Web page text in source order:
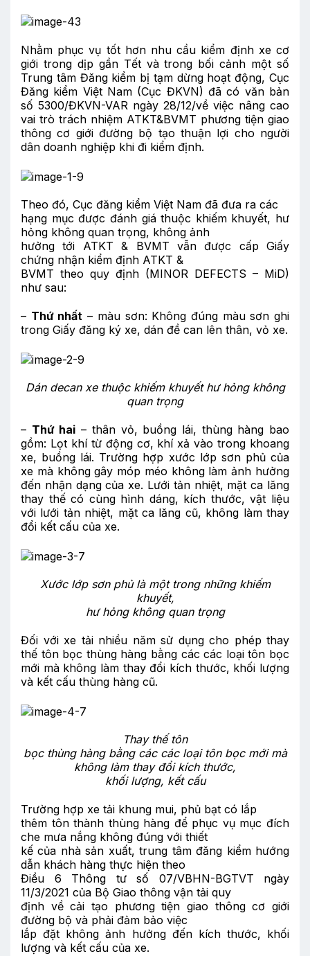
Nhằm phục vụ tốt hơn nhu cầu kiểm định xe cơ
giới trong dịp gần Tết và trong bối cảnh một số
Trung tâm Đăng kiểm bị tạm dừng hoạt động, Cục
Đăng kiểm Việt Nam (Cục ĐKVN) đã có văn bản
số 5300/ĐKVN-VAR ngày 28/12/về việc nâng cao
vai trò trách nhiệm ATKT&BVMT phương tiện giao
thông cơ giới đường bộ tạo thuận lợi cho người
dân doanh nghiệp khi đi kiểm định.
Theo đó, Cục đăng kiểm Việt Nam đã đưa ra các
hạng mục được đánh giá thuộc khiếm khuyết, hư
hỏng không quan trọng, không ảnh
hưởng tới ATKT & BVMT vẫn được cấp Giấy
chứng nhận kiểm định ATKT &
BVMT theo quy định (MINOR DEFECTS – MiD)
như sau:
– Thứ nhất – màu sơn: Không đúng màu sơn ghi
trong Giấy đăng ký xe, dán đề can lên thân, vỏ xe.
Dán decan xe thuộc khiếm khuyết hư hỏng không
quan trọng
– Thứ hai – thân vỏ, buồng lái, thùng hàng bao
gồm: Lọt khí từ động cơ, khí xả vào trong khoang
xe, buồng lái. Trường hợp xước lớp sơn phủ của
xe mà không gây móp méo không làm ảnh hưởng
đến nhận dạng của xe. Lưới tản nhiệt, mặt ca lăng
thay thế có cùng hình dáng, kích thước, vật liệu
với lưới tản nhiệt, mặt ca lăng cũ, không làm thay
đổi kết cấu của xe.
Xước lớp sơn phủ là một trong những khiếm
khuyết,
hư hỏng không quan trọng
Đối với xe tải nhiều năm sử dụng cho phép thay
thế tôn bọc thùng hàng bằng các các loại tôn bọc
mới mà không làm thay đổi kích thước, khối lượng
và kết cấu thùng hàng cũ.
Thay thế tôn
bọc thùng hàng bằng các các loại tôn bọc mới mà
không làm thay đổi kích thước,
khối lượng, kết cấu
Trường hợp xe tải khung mui, phủ bạt có lắp
thêm tôn thành thùng hàng để phục vụ mục đích
che mưa nắng không đúng với thiết
kế của nhà sản xuất, trung tâm đăng kiểm hướng
dẫn khách hàng thực hiện theo
Điều 6 Thông tư số 07/VBHN-BGTVT ngày
11/3/2021 của Bộ Giao thông vận tải quy
định về cải tạo phương tiện giao thông cơ giới
đường bộ và phải đảm bảo việc
lắp đặt không ảnh hưởng đến kích thước, khối
lượng và kết cấu của xe.